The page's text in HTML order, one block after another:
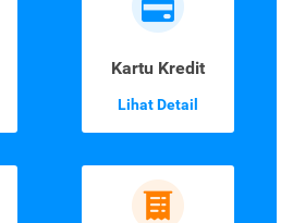
Kartu Kredit
Lihat Detail